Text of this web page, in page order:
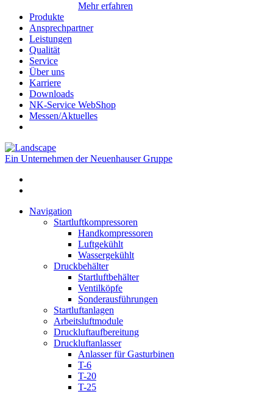
Mehr erfahren
Produkte
Ansprechpartner
Leistungen
Qualität
Service
Über uns
Karriere
Downloads
NK-Service WebShop
Messen/Aktuelles
Ein Unternehmen der Neuenhauser Gruppe
Navigation
Startluftkompressoren
Handkompressoren
Luftgekühlt
Wassergekühlt
Druckbehälter
Startluftbehälter
Ventilköpfe
Sonderausführungen
Startluftanlagen
Arbeitsluftmodule
Druckluftaufbereitung
Druckluftanlasser
Anlasser für Gasturbinen
T-6
T-20
T-25